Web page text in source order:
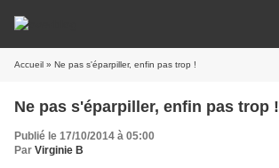
Accueil » Ne pas s'éparpiller, enfin pas trop !
Ne pas s'éparpiller, enfin pas trop !
Publié le 17/10/2014 à 05:00
Par Virginie B